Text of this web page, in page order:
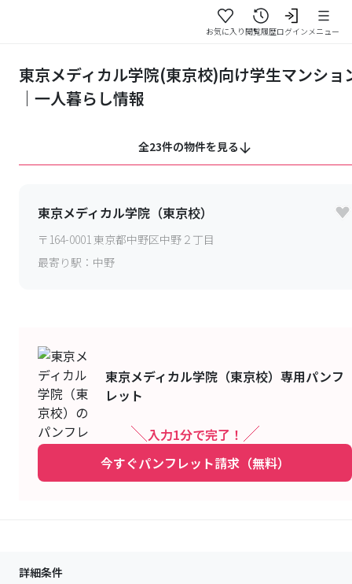
お気に入り閲覧履歴ログインメニュー
東京メディカル学院(東京校)向け学生マンショ
｜一人暮らし情報
全23件の物件を見る
東京メディカル学院（東京校）
〒 164-0001東京都中野区中野２丁目
最寄り駅： 中野
東京メディカル学院（東京校） 専用パンフ
レット
入力1分で完了！
今すぐパンフレット請求（無料）
詳細条件